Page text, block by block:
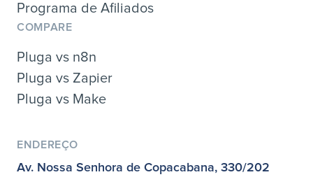
Programa de Afiliados
COMPARE
Pluga vs n8n
Pluga vs Zapier
Pluga vs Make
ENDEREÇO
Av. Nossa Senhora de Copacabana, 330/202